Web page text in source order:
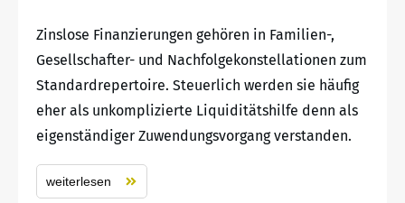
Zinslose Finanzierungen gehören in Familien-,
Gesellschafter- und Nachfolgekonstellationen zum
Standardrepertoire. Steuerlich werden sie häufig
eher als unkomplizierte Liquiditätshilfe denn als
eigenständiger Zuwendungsvorgang verstanden.
weiterlesen